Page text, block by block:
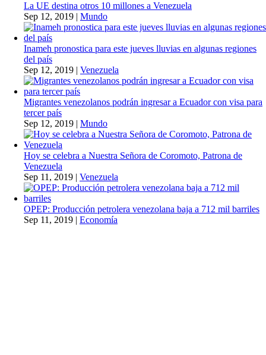
La UE destina otros 10 millones a Venezuela
Sep 12, 2019 | Mundo
Inameh pronostica para este jueves lluvias en algunas regiones
del país
Sep 12, 2019 | Venezuela
Migrantes venezolanos podrán ingresar a Ecuador con visa para
tercer país
Sep 12, 2019 | Mundo
Hoy se celebra a Nuestra Señora de Coromoto, Patrona de
Venezuela
Sep 11, 2019 | Venezuela
OPEP: Producción petrolera venezolana baja a 712 mil barriles
Sep 11, 2019 | Economía